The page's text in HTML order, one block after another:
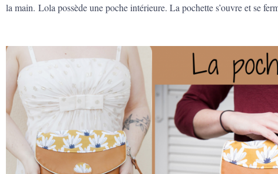
la main. Lola possède une poche intérieure. La pochette s’ouvre et se